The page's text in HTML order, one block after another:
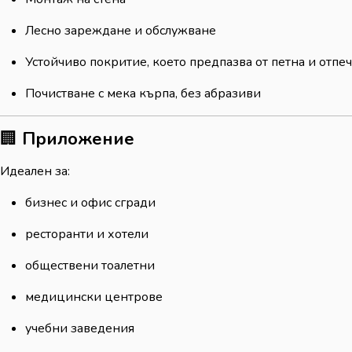
Лесно зареждане и обслужване
Устойчиво покритие, което предпазва от петна и
Почистване с мека кърпа, без абразиви
🏢 Приложение
Идеален за:
бизнес и офис сгради
ресторанти и хотели
обществени тоалетни
медицински центрове
учебни заведения